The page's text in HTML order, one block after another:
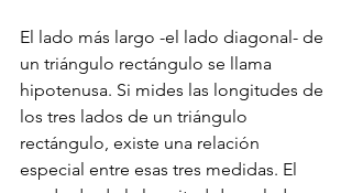
El lado más largo -el lado diagonal- de
un triángulo rectángulo se llama
hipotenusa. Si mides las longitudes de
los tres lados de un triángulo
rectángulo, existe una relación
especial entre esas tres medidas. El